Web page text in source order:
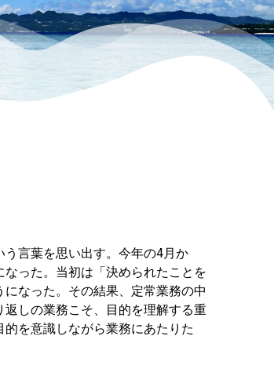
言葉を思い出す。今年の4月か
った。当初は「決められたことを
なった。その結果、定常業務の中
しの業務こそ、目的を理解する重
を意識しながら業務にあたりた